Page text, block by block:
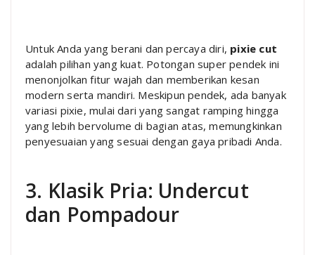
Untuk Anda yang berani dan percaya diri, pixie cut
adalah pilihan yang kuat. Potongan super pendek ini
menonjolkan fitur wajah dan memberikan kesan
modern serta mandiri. Meskipun pendek, ada banyak
variasi pixie, mulai dari yang sangat ramping hingga
yang lebih bervolume di bagian atas, memungkinkan
penyesuaian yang sesuai dengan gaya pribadi Anda.
3. Klasik Pria: Undercut
dan Pompadour